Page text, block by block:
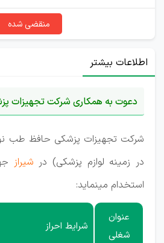
منقضی شده
اطلاعات بیشتر
دعوت به همکاری شرکت تجهیزات
شرکت تجهیزات پزشکی حافظ طب
در زمینه لوازم پزشکی) در شیراز
استخدام مینماید:
عنوان
شغلی
شرایط احراز